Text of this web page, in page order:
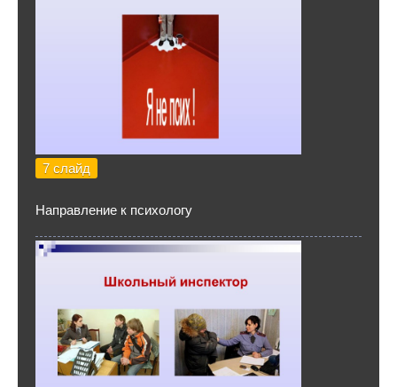
7 слайд
Направление к психологу